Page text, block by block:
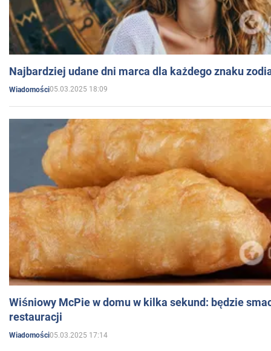
Najbardziej udane dni marca dla każdego znaku
Wiadomości05.03.2025 18:09
Wiśniowy McPie w domu w kilka sekund: będzie
restauracji
Wiadomości05.03.2025 17:14